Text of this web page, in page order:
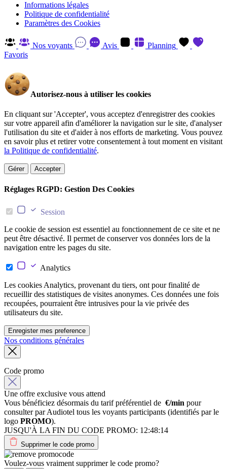
Informations légales
Politique de confidentialité
Paramètres des Cookies
Nos voyants Avis
Planning
Favoris
Autorisez-nous à utiliser les cookies
En cliquant sur 'Accepter', vous acceptez d'enregistrer des cookies
sur votre appareil afin d'améliorer la navigation sur le site, d'analyser
l'utilisation du site et d'aider à nos efforts de marketing. Vous pouvez
en savoir plus et retirer votre consentement à tout moment en visitant
la Politique de confidentialité.
Gérer Accepter
Réglages RGPD: Gestion Des Cookies
Session
Le cookie de session est essentiel au fonctionnement de ce site et ne
peut être désactivé. Il permet de conserver vos données lors de la
navigation entre les pages du site.
Analytics
Les cookies Analytics, provenant du tiers, ont pour finalité de
recueillir des statistiques de visites anonymes. Ces données une fois
recoupées, pourraient être intrusives pour la vie privée des
utilisateurs du site.
Enregister mes preference
Nos conditions générales
Code promo
Une offre exclusive vous attend
Vous bénéficiez désormais du tarif préférentiel de €/min pour
consulter par Audiotel tous les voyants participants (identifiés par le
logo PROMO).
JUSQU'À LA FIN DU CODE PROMO: 12:48:14
Supprimer le code promo
Voulez-vous vraiment supprimer le code promo?